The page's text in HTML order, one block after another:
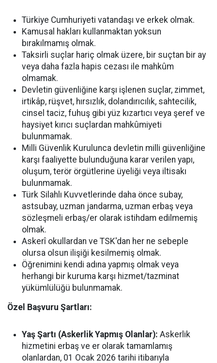
Türkiye Cumhuriyeti vatandaşı ve erkek olmak.
Kamusal hakları kullanmaktan yoksun
bırakılmamış olmak.
Taksirli suçlar hariç olmak üzere, bir suçtan bir ay
veya daha fazla hapis cezası ile mahkûm
olmamak.
Devletin güvenliğine karşı işlenen suçlar, zimmet,
irtikâp, rüşvet, hırsızlık, dolandırıcılık, sahtecilik,
cinsel taciz, fuhuş gibi yüz kızartıcı veya şeref ve
haysiyet kırıcı suçlardan mahkûmiyeti
bulunmamak.
Milli Güvenlik Kurulunca devletin milli güvenliğine
karşı faaliyette bulunduğuna karar verilen yapı,
oluşum, terör örgütlerine üyeliği veya iltisakı
bulunmamak.
Türk Silahlı Kuvvetlerinde daha önce subay,
astsubay, uzman jandarma, uzman erbaş veya
sözleşmeli erbaş/er olarak istihdam edilmemiş
olmak.
Askerî okullardan ve TSK'dan her ne sebeple
olursa olsun ilişiği kesilmemiş olmak.
Öğrenimini kendi adına yapmış olmak veya
herhangi bir kuruma karşı hizmet/tazminat
yükümlülüğü bulunmamak.
Özel Başvuru Şartları:
Yaş Şartı (Askerlik Yapmış Olanlar): Askerlik
hizmetini erbaş ve er olarak tamamlamış
olanlardan, 01 Ocak 2026 tarihi itibarıyla